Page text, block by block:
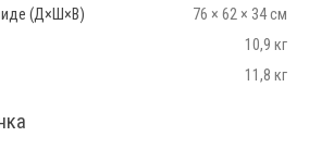
(Д×Ш×В)
76 × 62 × 34 см
10,9 кг
11,8 кг